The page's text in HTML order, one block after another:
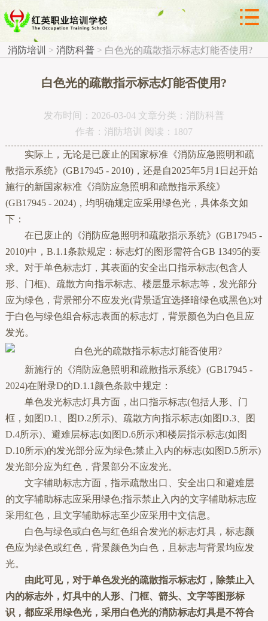

 消防科普 
消防培训 > 消防科普 > 白色光的疏散指示标志灯能否使用?
白色光的疏散指示标志灯能否使用?
发布时间：2026-03-04 文章分类：消防科普
作者：消防培训 阅读：1807
实际上，无论是已废止的国家标准《消防应急照明和疏
散指示系统》(GB17945 - 2010)，还是自2025年5月1日起开始
施行的新国家标准《消防应急照明和疏散指示系统》
(GB17945 - 2024)，均明确规定应采用绿色光，具体条文如
下：
在已废止的《消防应急照明和疏散指示系统》(GB17945 -
2010)中，B.1.1条款规定：标志灯的图形需符合GB 13495的要
求。对于单色标志灯，其表面的安全出口指示标志(包含人
形、门框)、疏散方向指示标志、楼层显示标志等，发光部分
应为绿色，背景部分不应发光(背景适宜选择暗绿色或黑色);对
于白色与绿色组合标志表面的标志灯，背景颜色为白色且应
发光。
新施行的《消防应急照明和疏散指示系统》(GB17945 -
2024)在附录D的D.1.1颜色条款中规定：
单色发光标志灯具方面，出口指示标志(包括人形、门
框，如图D.1、图D.2所示)、疏散方向指示标志(如图D.3、图
D.4所示)、避难层标志(如图D.6所示)和楼层指示标志(如图
D.10所示)的发光部分应为绿色;禁止入内的标志(如图D.5所示)
发光部分应为红色，背景部分不应发光。
文字辅助标志方面，指示疏散出口、安全出口和避难层
的文字辅助标志应采用绿色;指示禁止入内的文字辅助标志应
采用红色，且文字辅助标志至少应采用中文信息。
白色与绿色或白色与红色组合发光的标志灯具，标志颜
色应为绿色或红色，背景颜色为白色，且标志与背景均应发
光。
由此可见，对于单色发光的疏散指示标志灯，除禁止入
内的标志外，灯具中的人形、门框、箭头、文字等图形标
识，都应采用绿色光，采用白色光的消防标志灯具是不符合